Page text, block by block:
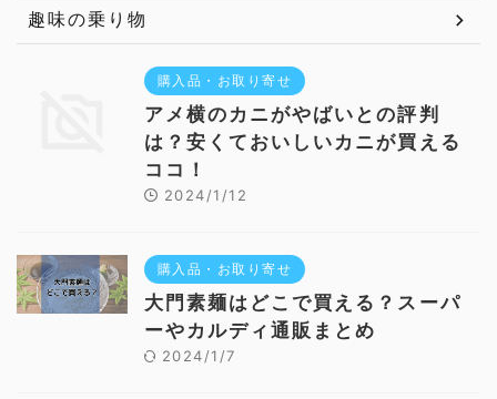
趣味の乗り物
購入品・お取り寄せ
アメ横のカニがやばいとの評判
は？安くておいしいカニが買える
ココ！
2024/1/12
購入品・お取り寄せ
大門素麺はどこで買える？スーパ
ーやカルディ通販まとめ
2024/1/7